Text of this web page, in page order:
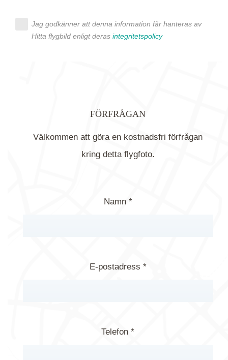
Jag godkänner att denna information får hanteras av
Hitta flygbild enligt deras integritetspolicy
FÖRFRÅGAN
Välkommen att göra en kostnadsfri förfrågan
kring detta flygfoto.
Namn *
E-postadress *
Telefon *